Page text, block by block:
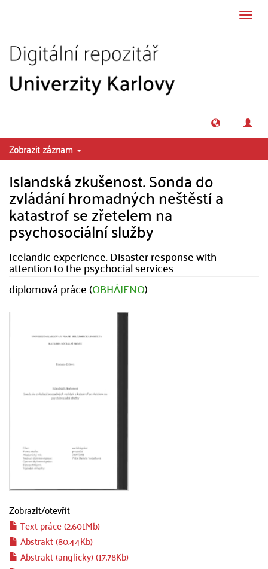
Zobrazit záznam
Islandská zkušenost. Sonda do
zvládání hromadných neštěstí a
katastrof se zřetelem na
psychosociální služby
Icelandic experience. Disaster response with
attention to the psychocial services
diplomová práce (OBHÁJENO)
Zobrazit/otevřít
Text práce (2.601Mb)
Abstrakt (80.44Kb)
Abstrakt (anglicky) (17.78Kb)